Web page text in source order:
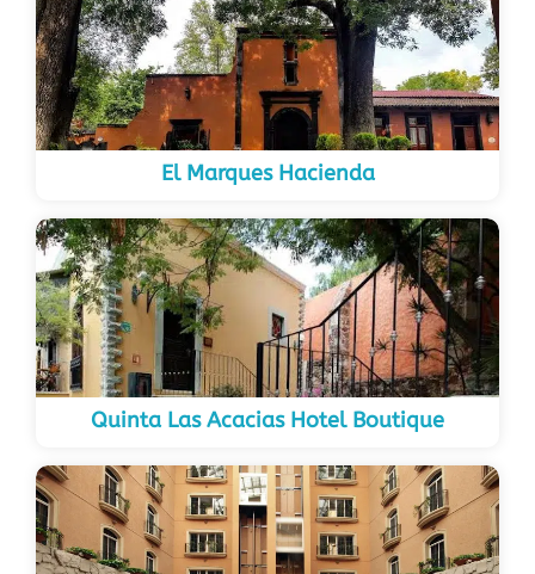
El Marques Hacienda
Quinta Las Acacias Hotel Boutique